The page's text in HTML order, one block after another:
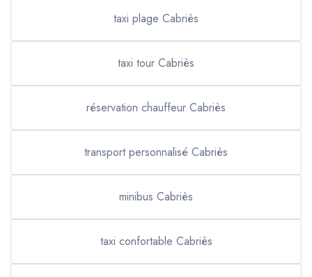
taxi plage Cabriès
taxi tour Cabriès
réservation chauffeur Cabriès
transport personnalisé Cabriès
minibus Cabriès
taxi confortable Cabriès